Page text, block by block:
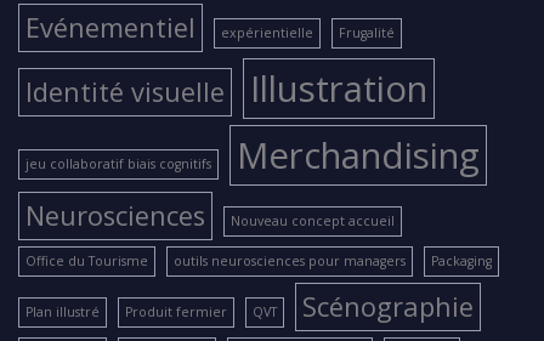
Evénementiel expérientielle Frugalité
Identité visuelle Illustration
jeu collaboratif biais cognitifs Merchandising
Neurosciences Nouveau concept accueil
Office du Tourisme outils neurosciences pour managers Packaging
Plan illustré Produit fermier QVT Scénographie